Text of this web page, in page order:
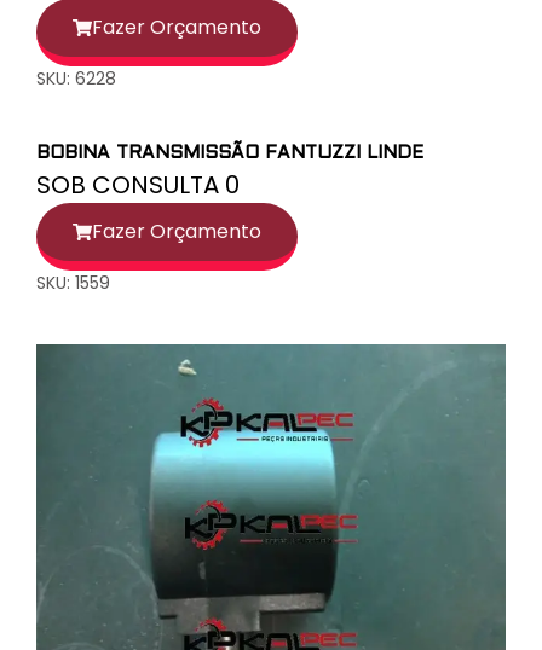
Fazer Orçamento
SKU: 6228
BOBINA TRANSMISSÃO FANTUZZI LINDE
SOB CONSULTA 0
Fazer Orçamento
SKU: 1559